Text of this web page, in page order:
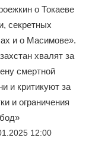
о Токаеве
секретных
и о Масимове».
хвалят за
смертной
и критикуют за
и ограничения
12:00